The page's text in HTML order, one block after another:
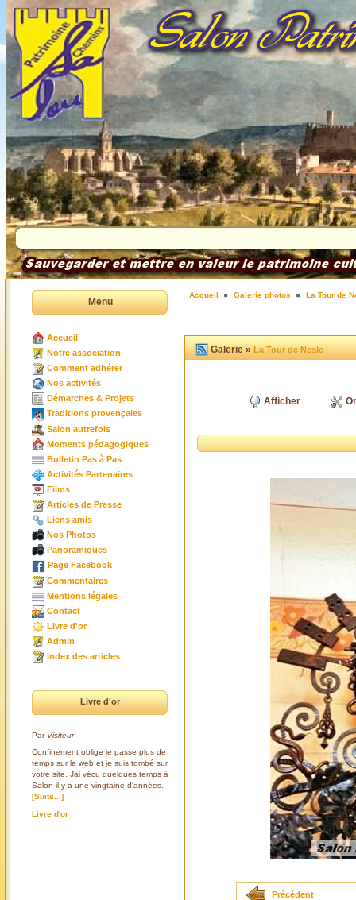
Menu
Accueil
Notre association
Comment adhérer
Nos activités
Démarches & Projets
Traditions provençales
Salon autrefois
Moments pédagogiques
Bulletin Pas à Pas
Activités Partenaires
Films
Articles de Presse
Liens amis
Nos Photos
Panoramiques
Page Facebook
Commentaires
Mentions légales
Contact
Livre d'or
Admin
Index des articles
Livre d'or
Par Visiteur
Confinement oblige je passe plus de
temps sur le web et je suis tombé sur
votre site. Jai vécu quelques temps à
Salon il y a une vingtaine d'années.
[Suite...]
Livre d'or
Accueil Galerie photos La Tour de
Galerie »La Tour de Nesle
Afficher
Précédent